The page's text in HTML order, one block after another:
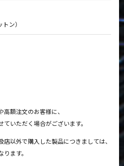
ン）
額注文のお客様に、
いただく場合がございます。
以外で購入した製品につきましては、
ます。